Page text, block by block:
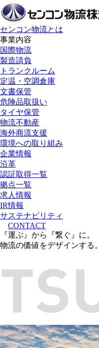
センコン物流とは
事業内容
国際物流
製造請負
トランクルーム
定温・空調倉庫
文書保管
危険品取扱い
タイヤ保管
物流不動産
海外商流支援
環境への取り組み
企業情報
沿革
認証取得一覧
拠点一覧
求人情報
IR情報
サステナビリティ
CONTACT
『運ぶ』から『繋ぐ』に。
物流の価値をデザインする。